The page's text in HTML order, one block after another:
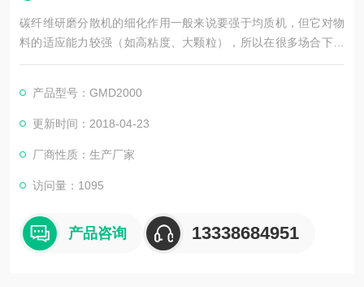
碳纤维研磨分散机的细化作用一般来说要强于均质机，但它对物
料的适应能力较强（如高粘度、大颗粒），所以在很多场合下，
它用于均质机的前道或者用于高粘度的场合。
研磨式分散机是由锥体磨,分散机组合而成的高科技产品。
被调整到所需要的与转子之间的距离。在增强的流体湍流下，凹
槽在每级都可以改变方向。
产品型号：GMD2000
更新时间：2018-04-23
厂商性质：生产厂家
访问量：1095
产品咨询 13338684951